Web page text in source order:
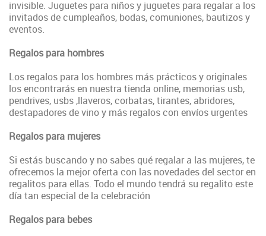
invisible. Juguetes para niños y juguetes para regalar a los
invitados de cumpleaños, bodas, comuniones, bautizos y
eventos.
Regalos para hombres
Los regalos para los hombres más prácticos y originales
los encontrarás en nuestra tienda online, memorias usb,
pendrives, usbs ,llaveros, corbatas, tirantes, abridores,
destapadores de vino y más regalos con envíos urgentes
Regalos para mujeres
Si estás buscando y no sabes qué regalar a las mujeres, te
ofrecemos la mejor oferta con las novedades del sector en
regalitos para ellas. Todo el mundo tendrá su regalito este
día tan especial de la celebración
Regalos para bebes